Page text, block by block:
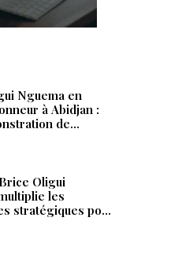
Nguema en
à Abidjan :
de
de puissance et de
le Gabon et la
Oligui
les
stratégiques pour
et renforcer